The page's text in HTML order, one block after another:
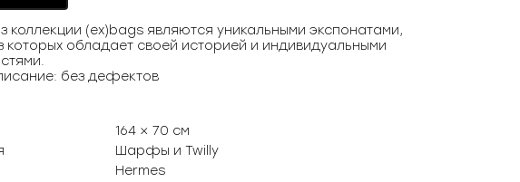
коллекции (ex)bags являются уникальными экспонатами,
которых обладает своей историей и индивидуальными
без дефектов
164 × 70 см
Шарфы и Twilly
Hermes